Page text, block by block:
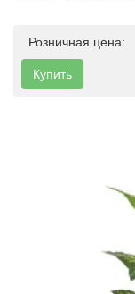
Розничная цена:
Купить